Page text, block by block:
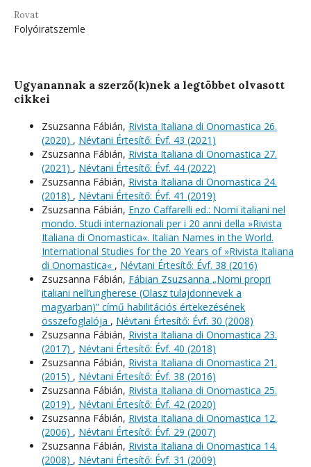
Rovat
Folyóiratszemle
Ugyanannak a szerző(k)nek a legtöbbet olvasott
cikkei
Zsuzsanna Fábián, Rivista Italiana di Onomastica 26.
(2020) , Névtani Értesítő: Évf. 43 (2021)
Zsuzsanna Fábián, Rivista Italiana di Onomastica 27.
(2021) , Névtani Értesítő: Évf. 44 (2022)
Zsuzsanna Fábián, Rivista Italiana di Onomastica 24.
(2018) , Névtani Értesítő: Évf. 41 (2019)
Zsuzsanna Fábián, Enzo Caffarelli ed.: Nomi italiani nel
mondo. Studi internazionali per i 20 anni della »Rivista
Italiana di Onomastica«. Italian Names in the World.
International Studies for the 20 Years of »Rivista Italiana
di Onomastica« , Névtani Értesítő: Évf. 38 (2016)
Zsuzsanna Fábián, Fábian Zsuzsanna „Nomi propri
italiani nell’ungherese (Olasz tulajdonnevek a
magyarban)” című habilitációs értekezésének
összefoglalója , Névtani Értesítő: Évf. 30 (2008)
Zsuzsanna Fábián, Rivista Italiana di Onomastica 23.
(2017) , Névtani Értesítő: Évf. 40 (2018)
Zsuzsanna Fábián, Rivista Italiana di Onomastica 21.
(2015) , Névtani Értesítő: Évf. 38 (2016)
Zsuzsanna Fábián, Rivista Italiana di Onomastica 25.
(2019) , Névtani Értesítő: Évf. 42 (2020)
Zsuzsanna Fábián, Rivista Italiana di Onomastica 12.
(2006) , Névtani Értesítő: Évf. 29 (2007)
Zsuzsanna Fábián, Rivista Italiana di Onomastica 14.
(2008) , Névtani Értesítő: Évf. 31 (2009)